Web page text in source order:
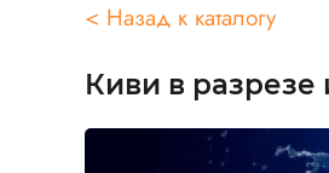
< Назад к каталогу
Киви в разрезе